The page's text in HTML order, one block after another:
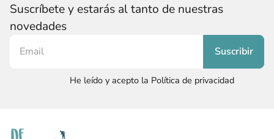
Suscríbete y estarás al tanto de nuestras
novedades
He leído y acepto la Política de privacidad